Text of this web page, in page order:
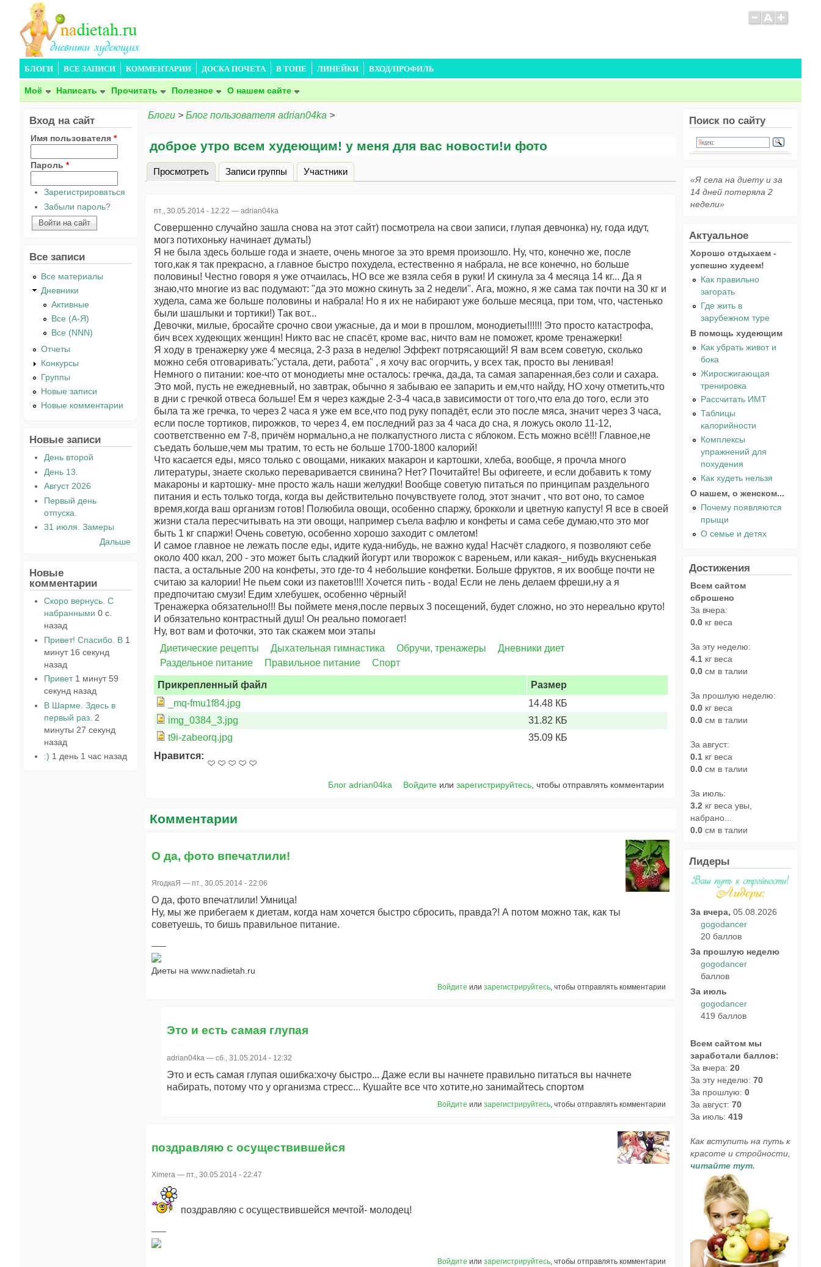
БЛОГИ ВСЕ ЗАПИСИ КОММЕНТАРИИ ДОСКА ПОЧЕТА В ТОПЕ ЛИНЕЙКИ ВХОД/ПРОФИЛЬ
Моё Написать Прочитать Полезное О нашем сайте
Блоги > Блог пользователя adrian04ka >
доброе утро всем худеющим! у меня для вас новости!и фото
Главные вкладки
Просмотреть (активная вкладка)
Записи группы Участники
пт., 30.05.2014 - 12:22 — adrian04ka
Совершенно случайно зашла снова на этот сайт) посмотрела на свои записи, глупая девчонка) ну, года идут,
могз потихоньку начинает думать!)
Я не была здесь больше года и знаете, очень многое за это время произошло. Ну, что, конечно же, после
того,как я так прекрасно, а главное быстро похудела, естественно я набрала, не все конечно, но больше
половины! Честно говоря я уже отчаилась, НО все же взяла себя в руки! И скинула за 4 месяца 14 кг... Да я
знаю,что многие из вас подумают: "да это можно скинуть за 2 недели". Ага, можно, я же сама так почти на 30 кг и
худела, сама же больше половины и набрала! Но я их не набирают уже больше месяца, при том, что, частенько
были шашлыки и тортики!) Так вот...
Девочки, милые, бросайте срочно свои ужасные, да и мои в прошлом, монодиеты!!!!!! Это просто катастрофа,
бич всех худеющих женщин! Никто вас не спасёт, кроме вас, ничто вам не поможет, кроме тренажерки!
Я ходу в тренажерку уже 4 месяца, 2-3 раза в неделю! Эффект потрясающий! Я вам всем советую, сколько
можно себя отговаривать:"устала, дети, работа" , я хочу вас огорчить, у всех так, просто вы ленивая!
Немного о питании: кое-что от монодиеты мне осталось: гречка, да,да, та самая запаренная,без соли и сахара.
Это мой, пусть не ежедневный, но завтрак, обычно я забываю ее запарить и ем,что найду, НО хочу отметить,что
в дни с гречкой отвеса больше! Ем я через каждые 2-3-4 часа,в зависимости от того,что ела до того, если это
была та же гречка, то через 2 часа я уже ем все,что под руку попадёт, если это после мяса, значит через 3 часа,
если после тортиков, пирожков, то через 4, ем последний раз за 4 часа до сна, я ложусь около 11-12,
соответственно ем 7-8, причём нормально,а не полкапустного листа с яблоком. Есть можно всё!!! Главное,не
съедать больше,чем мы тратим, то есть не больше 1700-1800 калорий!
Что касается еды, мясо только с овощами, никаких макарон и картошки, хлеба, вообще, я прочла много
литературы, знаете сколько переваривается свинина? Нет? Почитайте! Вы офигеете, и если добавить к тому
макароны и картошку- мне просто жаль наши желудки! Вообще советую питаться по принципам раздельного
питания и есть только тогда, когда вы действительно почувствуете голод, этот значит , что вот оно, то самое
время,когда ваш организм готов! Полюбила овощи, особенно спаржу, брокколи и цветную капусту! Я все в своей
жизни стала пересчитывать на эти овощи, например съела вафлю и конфеты и сама себе думаю,что это мог
быть 1 кг спаржи! Очень советую, особенно хорошо заходит с омлетом!
И самое главное не лежать после еды, идите куда-нибудь, не важно куда! Насчёт сладкого, я позволяют себе
около 400 ккал, 200 - это может быть сладкий йогурт или творожок с вареньем, или какая-_нибудь вкусненькая
паста, а остальные 200 на конфеты, это где-то 4 небольшие конфетки. Больше фруктов, я их вообще почти не
считаю за калории! Не пьем соки из пакетов!!!! Хочется пить - вода! Если не лень делаем фреши,ну а я
предпочитаю смузи! Едим хлебушек, особенно чёрный!
Тренажерка обязательно!!! Вы поймете меня,после первых 3 посещений, будет сложно, но это нереально круто!
И обязательно контрастный душ! Он реально помогает!
Ну, вот вам и фоточки, это так скажем мои этапы
Диетические рецепты
Дыхательная гимнастика Обручи, тренажеры
Дневники диет
Раздельное питание
Правильное питание Спорт
Прикрепленный файл
Размер
_mq-fmu1f84.jpg
14.48 КБ
img_0384_3.jpg
31.82 КБ
t9i-zabeorq.jpg
35.09 КБ
Нравится:
Блог adrian04ka Войдите илизарегистрируйтесь , чтобы отправлять комментарии
Комментарии
О да, фото впечатлили!
ЯгодкаЯ — пт., 30.05.2014 - 22:06
О да, фото впечатлили! Умница!
Ну, мы же прибегаем к диетам, когда нам хочется быстро сбросить, правда?! А потом можно так, как ты
советуешь, то бишь правильное питание.
Диеты на www.nadietah.ru
Войдите или зарегистрируйтесь, чтобы отправлять комментарии
Это и есть самая глупая
adrian04ka — сб., 31.05.2014 - 12:32
Это и есть самая глупая ошибка:хочу быстро... Даже если вы начнете правильно питаться вы начнете
набирать, потому что у организма стресс... Кушайте все что хотите,но занимайтесь спортом
Войдите или зарегистрируйтесь , чтобы отправлять комментарии
поздравляю с осуществившейся
Ximera — пт., 30.05.2014 - 22:47
поздравляю с осуществившейся мечтой- молодец!
Войдите или зарегистрируйтесь, чтобы отправлять комментарии
Вход на сайт
Имя пользователя *
Пароль *
Зарегистрироваться
Забыли пароль?
Все записи
Все материалы
Дневники
Активные
Все (А-Я)
Все (NNN)
Отчеты
Конкурсы
Группы
Новые записи
Новые комментарии
Новые записи
День второй
День 13.
Август 2026
Первый день
отпуска.
31 июля. Замеры
Дальше
Новые
комментарии
Скоро вернусь. С
набранными 0 с.
назад
Привет! Спасибо. В 1
минут 16 секунд
назад
Привет 1 минут 59
секунд назад
В Шарме. Здесь в
первый раз. 2
минуты 27 секунд
назад
:) 1 день 1 час назад
Поиск по сайту
«Я села на диету и за
14 дней потеряла 2
недели»
Актуальное
Хорошо отдыхаем -
успешно худеем!
Как правильно
загорать
Где жить в
зарубежном туре
В помощь худеющим
Как убрать живот и
бока
Жиросжигающая
тренировка
Рассчитать ИМТ
Таблицы
калорийности
Комплексы
упражнений для
похудения
Как худеть нельзя
О нашем, о женском...
Почему появляются
прыщи
О семье и детях
Достижения
Всем сайтом
сброшено
За вчера:
0.0 кг веса
За эту неделю:
4.1 кг веса
0.0 см в талии
За прошлую неделю:
0.0 кг веса
0.0 см в талии
За август:
0.1 кг веса
0.0 см в талии
За июль:
3.2 кг веса увы,
набрано...
0.0 см в талии
Лидеры
За вчера, 05.08.2026
gogodancer
20 баллов
За прошлую неделю
gogodancer
баллов
За июль
gogodancer
419 баллов
Всем сайтом мы
заработали баллов:
За вчера: 20
За эту неделю: 70
За прошлую: 0
За август: 70
За июль: 419
Как вступить на путь к
красоте и стройности,
читайте тут.